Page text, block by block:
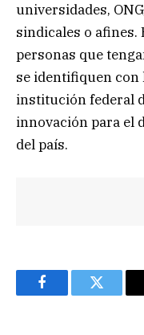
universidades,
sindicales o afines.
personas que
se identifiquen con
institución federal
innovación para el
del país.
FacebookTwitter